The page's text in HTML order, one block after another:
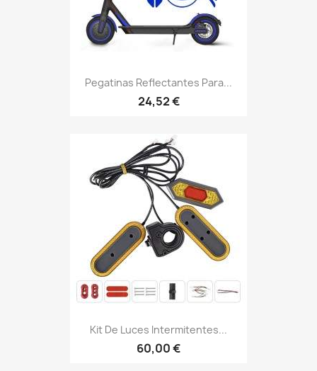
Pegatinas Reflectantes Para...
24,52 €
Kit De Luces Intermitentes...
60,00 €